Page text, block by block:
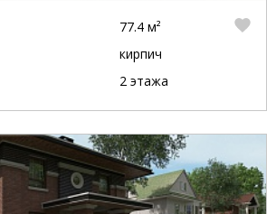
77.4 м²
кирпич
2 этажа